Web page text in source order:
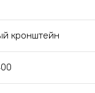
кронштейн